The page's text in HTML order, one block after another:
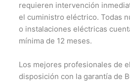
requieren intervención
el cuministro eléctrico. Todas
o instalaciones eléctricas
mínima de 12 meses.
Los mejores profesionales de
disposición con la garantía de